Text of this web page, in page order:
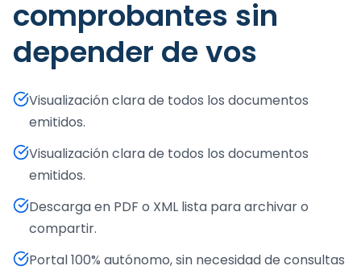
comprobantes sin
depender de vos
Visualización clara de todos los documentos
emitidos.
Visualización clara de todos los documentos
emitidos.
Descarga en PDF o XML lista para archivar o
compartir.
Portal 100% autónomo, sin necesidad de consultas